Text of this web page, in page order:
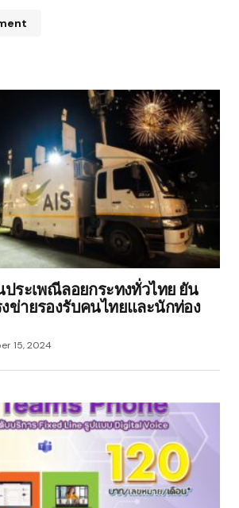
will not be published.
are marked
email, and website in this
the next time I comment.
ระเพณีลอยกระทงทั่วไทย ยัน
ข่ายรองรับคนไทยและนักท่อง
15, 2024